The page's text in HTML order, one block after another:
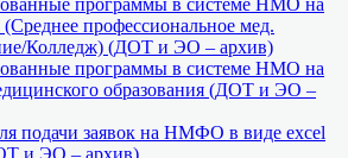
профессиональное мед.
Колледж) (ДОТ и ЭО – архив)
программы в системе НМО на
образования (ДОТ и ЭО –
подачи заявок на НМФО в виде excel
и ЭО – архив)